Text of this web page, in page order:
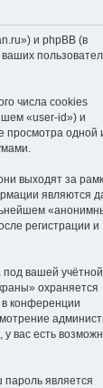
и phpBB (в
числа cookies
«user-id») и
просмотра одной
выходят за
являются
регистрации и
вашей учётной
охраняется
конференции
вас есть
является